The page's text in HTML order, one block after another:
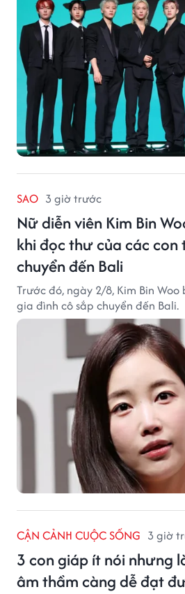
SAO 3 giờ trước
Nữ diễn viên Kim Bin
khi đọc thư của các
chuyển đến Bali
Trước đó, ngày 2/8, Kim Bin
gia đình cô sắp chuyển đến Bali.
CẬN CẢNH CUỘC SỐNG 3 giờ
3 con giáp ít nói nhưng
âm thầm càng dễ đạt